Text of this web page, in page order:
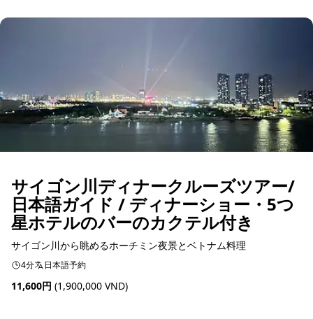
サイゴン川ディナークルーズツアー/
日本語ガイド / ディナーショー・5つ
星ホテルのバーのカクテル付き
サイゴン川から眺めるホーチミン夜景とベトナム料理
4分 日本語予約
11,600円 (1,900,000 VND)